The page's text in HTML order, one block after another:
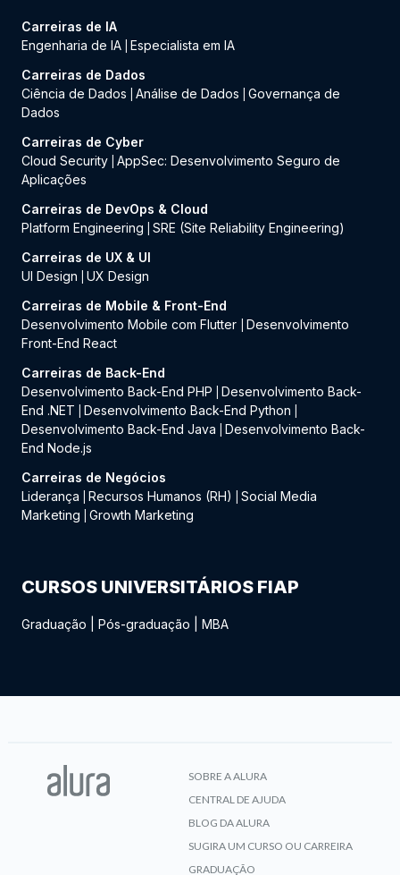
Carreiras de IA
Engenharia de IA Especialista em IA
Carreiras de Dados
Ciência de Dados
Análise de Dados
Governança de
Dados
Carreiras de Cyber
Cloud Security AppSec: Desenvolvimento Seguro de
Aplicações
Carreiras de DevOps & Cloud
Platform Engineering
SRE (Site Reliability Engineering)
Carreiras de UX & UI
UI Design
UX Design
Carreiras de Mobile & Front-End
Desenvolvimento Mobile com Flutter
Desenvolvimento
Front-End React
Carreiras de Back-End
Desenvolvimento Back-End PHP
Desenvolvimento Back-
End .NET
Desenvolvimento Back-End Python
Desenvolvimento Back-End Java
Desenvolvimento Back-
End Node.js
Carreiras de Negócios
Liderança
Recursos Humanos (RH)
Social Media
Marketing
Growth Marketing
CURSOS UNIVERSITÁRIOS FIAP
Graduação Pós-graduação MBA
SOBRE A ALURA
CENTRAL DE AJUDA
BLOG DA ALURA
SUGIRA UM CURSO OU CARREIRA
GRADUAÇÃO